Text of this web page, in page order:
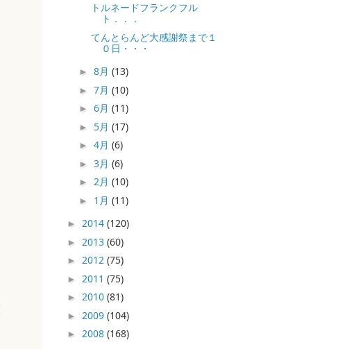
トルネードフランクフル
ト．．．
てんとらんど大感謝祭まで１
０日・・・
► 8月 (13)
► 7月 (10)
► 6月 (11)
► 5月 (17)
► 4月 (6)
► 3月 (6)
► 2月 (10)
► 1月 (11)
► 2014 (120)
► 2013 (60)
► 2012 (75)
► 2011 (75)
► 2010 (81)
► 2009 (104)
► 2008 (168)